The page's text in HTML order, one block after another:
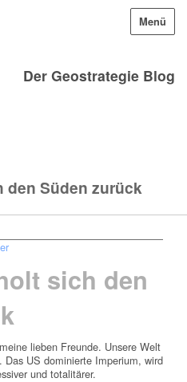
Der Geostrategie Blog
Menü
den Süden zurück
sich den
lieben Freunde. Unsere Welt
US dominierte Imperium, wird
und totalitärer.